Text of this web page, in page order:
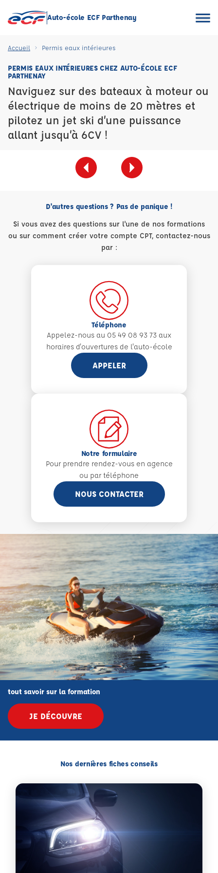
Auto-école ECF Parthenay
Accueil Permis eaux intérieures
PERMIS EAUX INTÉRIEURES CHEZ AUTO-ÉCOLE ECF
PARTHENAY
Naviguez sur des bateaux à moteur ou
électrique de moins de 20 mètres et
pilotez un jet ski d’une puissance
allant jusqu’à 6CV !
D'autres questions ? Pas de panique !
Si vous avez des questions sur l'une de nos formations
ou sur comment créer votre compte CPT, contactez-nous
par :
Téléphone
Appelez-nous au 05 49 08 93 73 aux
horaires d'ouvertures de l'auto-école
APPELER
Notre formulaire
Pour prendre rendez-vous en agence
ou par téléphone
NOUS CONTACTER
tout savoir sur la formation
JE DÉCOUVRE
Nos dernières fiches conseils